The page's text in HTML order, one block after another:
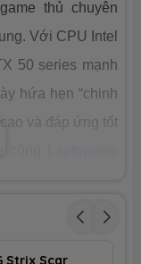
24GB GDDR7
thủ chuyên
Với CPU Intel
50 series mạnh
hứa hẹn “chinh
và đáp ứng tốt
Strix Scar